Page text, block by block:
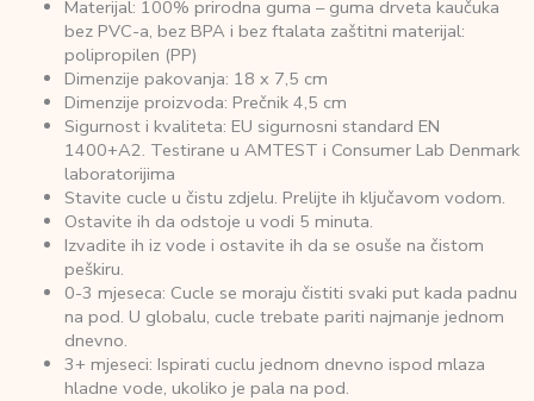
Materijal: 100% prirodna guma – guma drveta kaučuka
bez PVC-a, bez BPA i bez ftalata zaštitni materijal:
polipropilen (PP)
Dimenzije pakovanja: 18 x 7,5 cm
Dimenzije proizvoda: Prečnik 4,5 cm
Sigurnost i kvaliteta: EU sigurnosni standard EN
1400+A2. Testirane u AMTEST i Consumer Lab Denmark
laboratorijima
Stavite cucle u čistu zdjelu. Prelijte ih ključavom vodom.
Ostavite ih da odstoje u vodi 5 minuta.
Izvadite ih iz vode i ostavite ih da se osuše na čistom
peškiru.
0-3 mjeseca: Cucle se moraju čistiti svaki put kada padnu
na pod. U globalu, cucle trebate pariti najmanje jednom
dnevno.
3+ mjeseci: Ispirati cuclu jednom dnevno ispod mlaza
hladne vode, ukoliko je pala na pod.